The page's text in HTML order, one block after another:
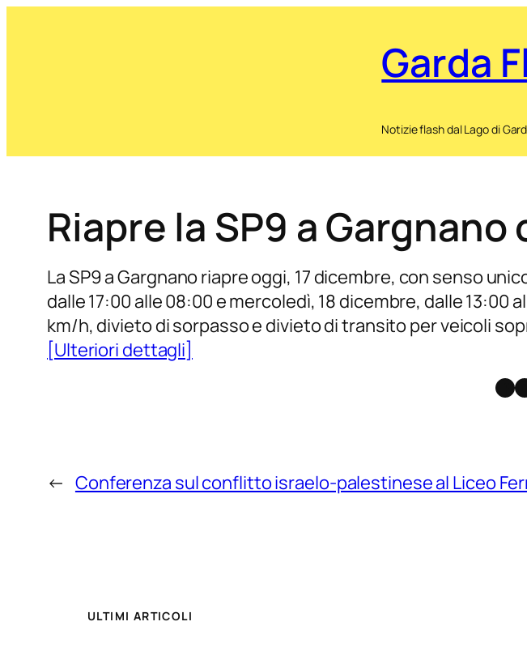
Garda
Notizie flash dal Lago di
Riapre la SP9 a
La SP9 a Gargnano riapre oggi, 17 dicembre, con senso
dalle 17:00 alle 08:00 e mercoledì, 18 dicembre, dalle 13:00
km/h, divieto di sorpasso e divieto di transito per veicoli
[Ulteriori dettagli]
← Conferenza sul conflitto israelo-palestinese al Liceo
ULTIMI ARTICOLI